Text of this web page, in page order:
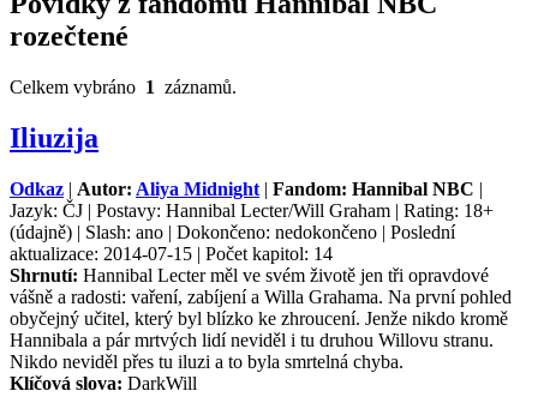
rozečtené
Celkem vybráno 1 záznamů.
Iliuzija
Odkaz | Autor: Aliya Midnight | Fandom: Hannibal NBC |
Jazyk: ČJ | Postavy: Hannibal Lecter/Will Graham | Rating: 18+
(údajně) | Slash: ano | Dokončeno: nedokončeno | Poslední
aktualizace: 2014-07-15 | Počet kapitol: 14
Shrnutí: Hannibal Lecter měl ve svém životě jen tři opravdové
vášně a radosti: vaření, zabíjení a Willa Grahama. Na první pohled
obyčejný učitel, který byl blízko ke zhroucení. Jenže nikdo kromě
Hannibala a pár mrtvých lidí neviděl i tu druhou Willovu stranu.
Nikdo neviděl přes tu iluzi a to byla smrtelná chyba.
Klíčová slova: DarkWill